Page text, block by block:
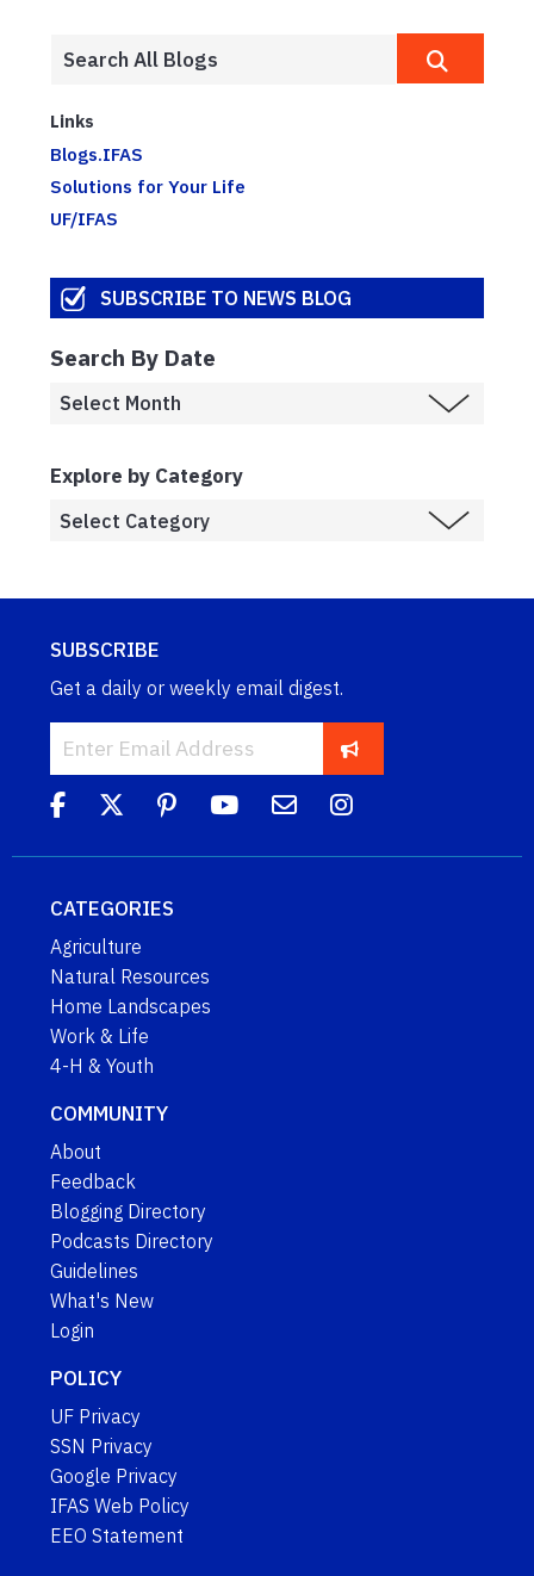
Links
Blogs.IFAS
Solutions for Your Life
UF/IFAS
SUBSCRIBE TO NEWS BLOG
Search By Date
Explore by Category
SUBSCRIBE
Get a daily or weekly email digest.
CATEGORIES
Agriculture
Natural Resources
Home Landscapes
Work & Life
4-H & Youth
COMMUNITY
About
Feedback
Blogging Directory
Podcasts Directory
Guidelines
What's New
Login
POLICY
UF Privacy
SSN Privacy
Google Privacy
IFAS Web Policy
EEO Statement